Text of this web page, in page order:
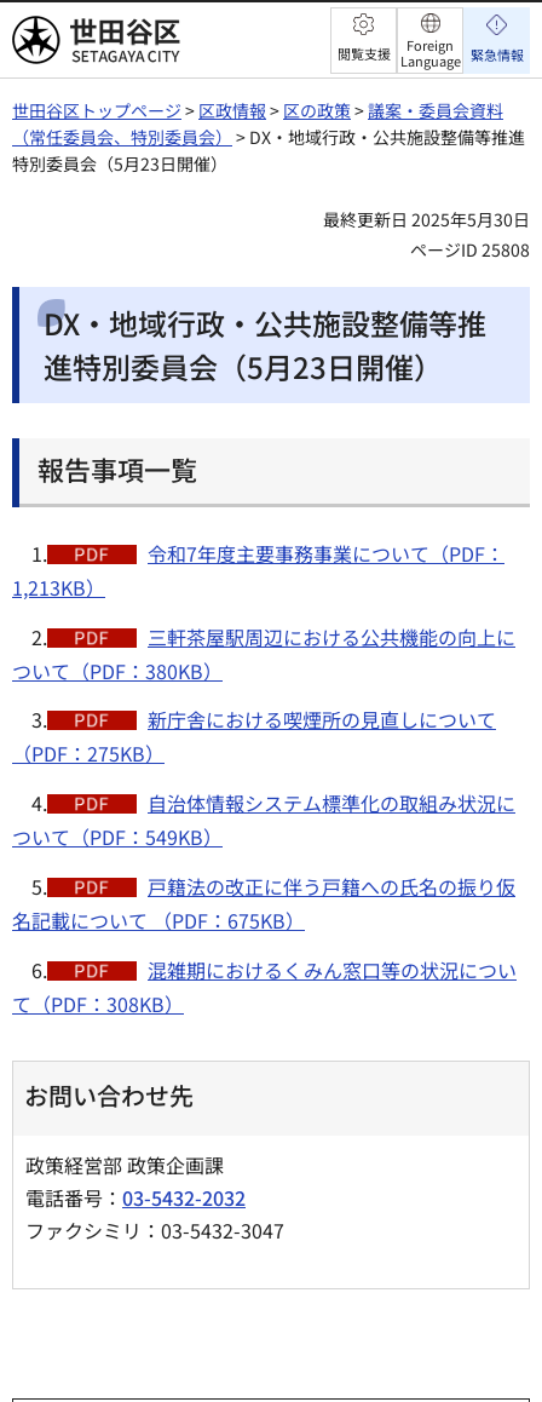
世田谷区 閲覧支援
Foreign
Language 緊急情報
世田谷区トップページ > 区政情報 > 区の政策>議案・委員会資料
（常任委員会、特別委員会） > DX・地域行政・公共施設整備等推進
特別委員会（5月23日開催）
最終更新日 2025年5月30日
ページID 25808
DX・地域行政・公共施設整備等推
進特別委員会（5月23日開催）
報告事項一覧
1.
令和7年度主要事務事業について（PDF：
1,213KB）
2.
三軒茶屋駅周辺における公共機能の向上に
ついて（PDF：380KB）
3.
新庁舎における喫煙所の見直しについて
（PDF：275KB）
4.
自治体情報システム標準化の取組み状況に
ついて（PDF：549KB）
5.
戸籍法の改正に伴う戸籍への氏名の振り仮
名記載について （PDF：675KB）
6.
混雑期におけるくみん窓口等の状況につい
て（PDF：308KB）
お問い合わせ先
政策経営部 政策企画課
電話番号： 03-5432-2032
ファクシミリ：03-5432-3047